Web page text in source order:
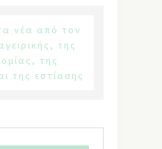
νέα από τον
της
της
της εστίασης